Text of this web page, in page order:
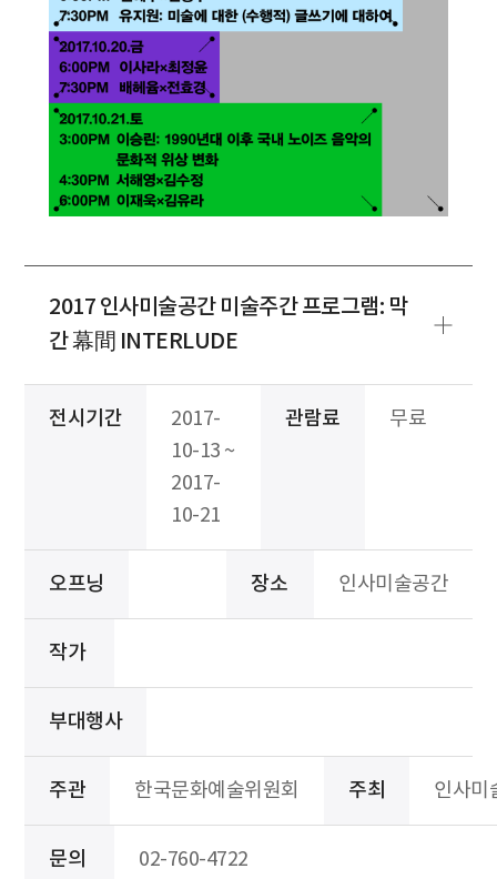
2017 인사미술공간 미술주간 프로그램: 막
간 幕間 INTERLUDE
전시기간
2017-
10-13 ~
2017-
10-21
관람료 무료
오프닝 장소 인사미술공간
작가
부대행사
주관 한국문화예술위원회 주최 인사미
문의 02-760-4722